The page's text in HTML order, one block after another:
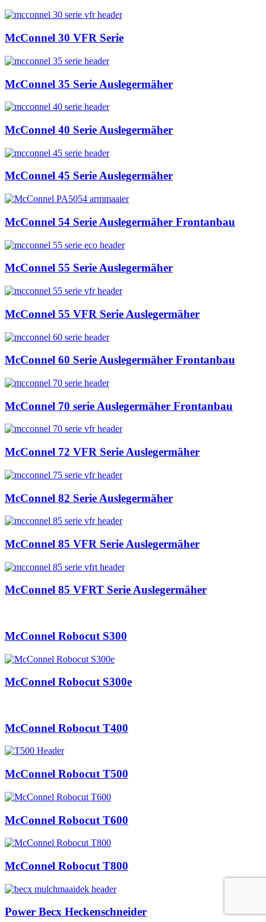
McConnel 30 VFR Serie
McConnel 35 Serie Auslegermäher
McConnel 40 Serie Auslegermäher
McConnel 45 Serie Auslegermäher
McConnel 54 Serie Auslegermäher Frontanbau
McConnel 55 Serie Auslegermäher
McConnel 55 VFR Serie Auslegermäher
McConnel 60 Serie Auslegermäher Frontanbau
McConnel 70 serie Auslegermäher Frontanbau
McConnel 72 VFR Serie Auslegermäher
McConnel 82 Serie Auslegermäher
McConnel 85 VFR Serie Auslegermäher
McConnel 85 VFRT Serie Auslegermäher
McConnel Robocut S300
McConnel Robocut S300e
McConnel Robocut T400
McConnel Robocut T500
McConnel Robocut T600
McConnel Robocut T800
Power Becx Heckenschneider